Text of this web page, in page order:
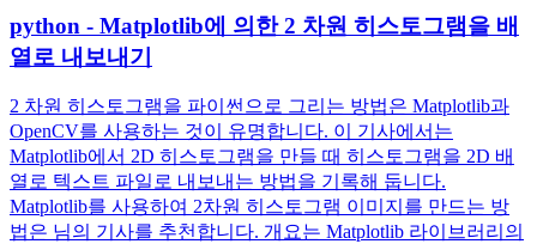
python - Matplotlib에 의한 2 차원 히스토그램을 배
열로 내보내기
2 차원 히스토그램을 파이썬으로 그리는 방법은 Matplotlib과
OpenCV를 사용하는 것이 유명합니다. 이 기사에서는
Matplotlib에서 2D 히스토그램을 만들 때 히스토그램을 2D 배
열로 텍스트 파일로 내보내는 방법을 기록해 둡니다.
Matplotlib를 사용하여 2차원 히스토그램 이미지를 만드는 방
법은 님의 기사를 추천합니다. 개요는 Matplotlib 라이브러리의